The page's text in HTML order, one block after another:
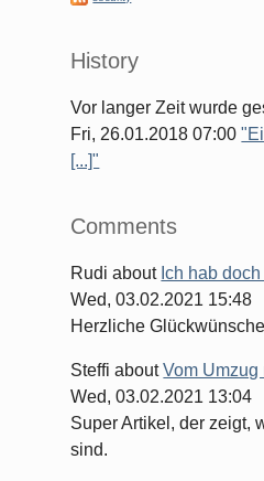
History
Vor langer Zeit wurde
Fri, 26.01.2018 07:00
[...]"
Comments
Rudi about Ich hab
Wed, 03.02.2021 15:48
Herzliche
Steffi aboutVom Umzug
Wed, 03.02.2021 13:04
Super Artikel, der zeigt,
sind.